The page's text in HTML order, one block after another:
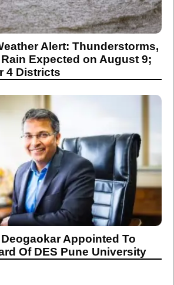
Alert: Thunderstorms,
Expected on August 9;
4 Districts
Appointed To
Of DES Pune University